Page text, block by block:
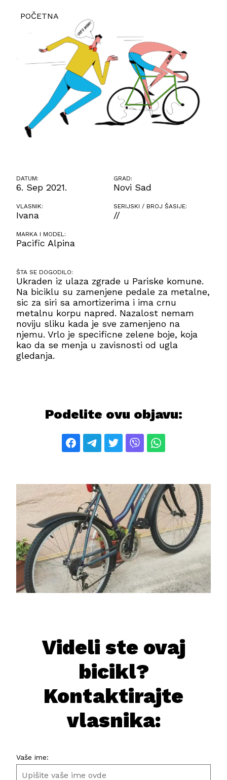
POČETNA
DATUM:
6. Sep 2021.
GRAD:
Novi Sad
VLASNIK:
Ivana
SERIJSKI / BROJ ŠASIJE:
//
MARKA I MODEL:
Pacific Alpina
ŠTA SE DOGODILO:
Ukraden iz ulaza zgrade u Pariske komune.
Na biciklu su zamenjene pedale za metalne,
sic za siri sa amortizerima i ima crnu
metalnu korpu napred. Nazalost nemam
noviju sliku kada je sve zamenjeno na
njemu. Vrlo je specificne zelene boje, koja
kao da se menja u zavisnosti od ugla
gledanja.
Podelite ovu objavu:
Videli ste ovaj
bicikl?
Kontaktirajte
vlasnika:
Vaše ime: